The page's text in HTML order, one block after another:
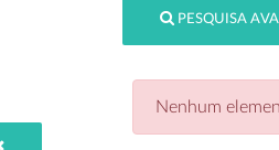
PESQUISA
Nenhum